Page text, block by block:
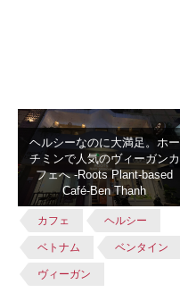
ヘルシーなのに大満足。ホー
チミンで人気のヴィーガンカ
フェへ -Roots Plant-based
Café-Ben Thanh
カフェ ヘルシー
ベトナム ベンタイン
ヴィーガン